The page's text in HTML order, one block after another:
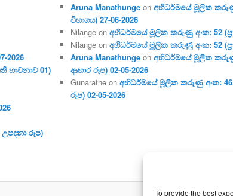
To provide the best
2026
භාවනාව 01)
රූප)
Aruna Manathunge onඅභිධර්මයේ මූලික කරුණු
විභාගය) 27-06-2026
Nilange onඅභිධර්මයේ මූලික කරුණු අංක: 52
Nilange onඅභිධර්මයේ මූලික කරුණු අංක: 52
Aruna Manathunge onඅභිධර්මයේ මූලික කරුණු
ආහාර රූප) 02-05-2026
Gunaratne onඅභිධර්මයේ මූලික කරුණු අංක: 46
රූප) 02-05-2026